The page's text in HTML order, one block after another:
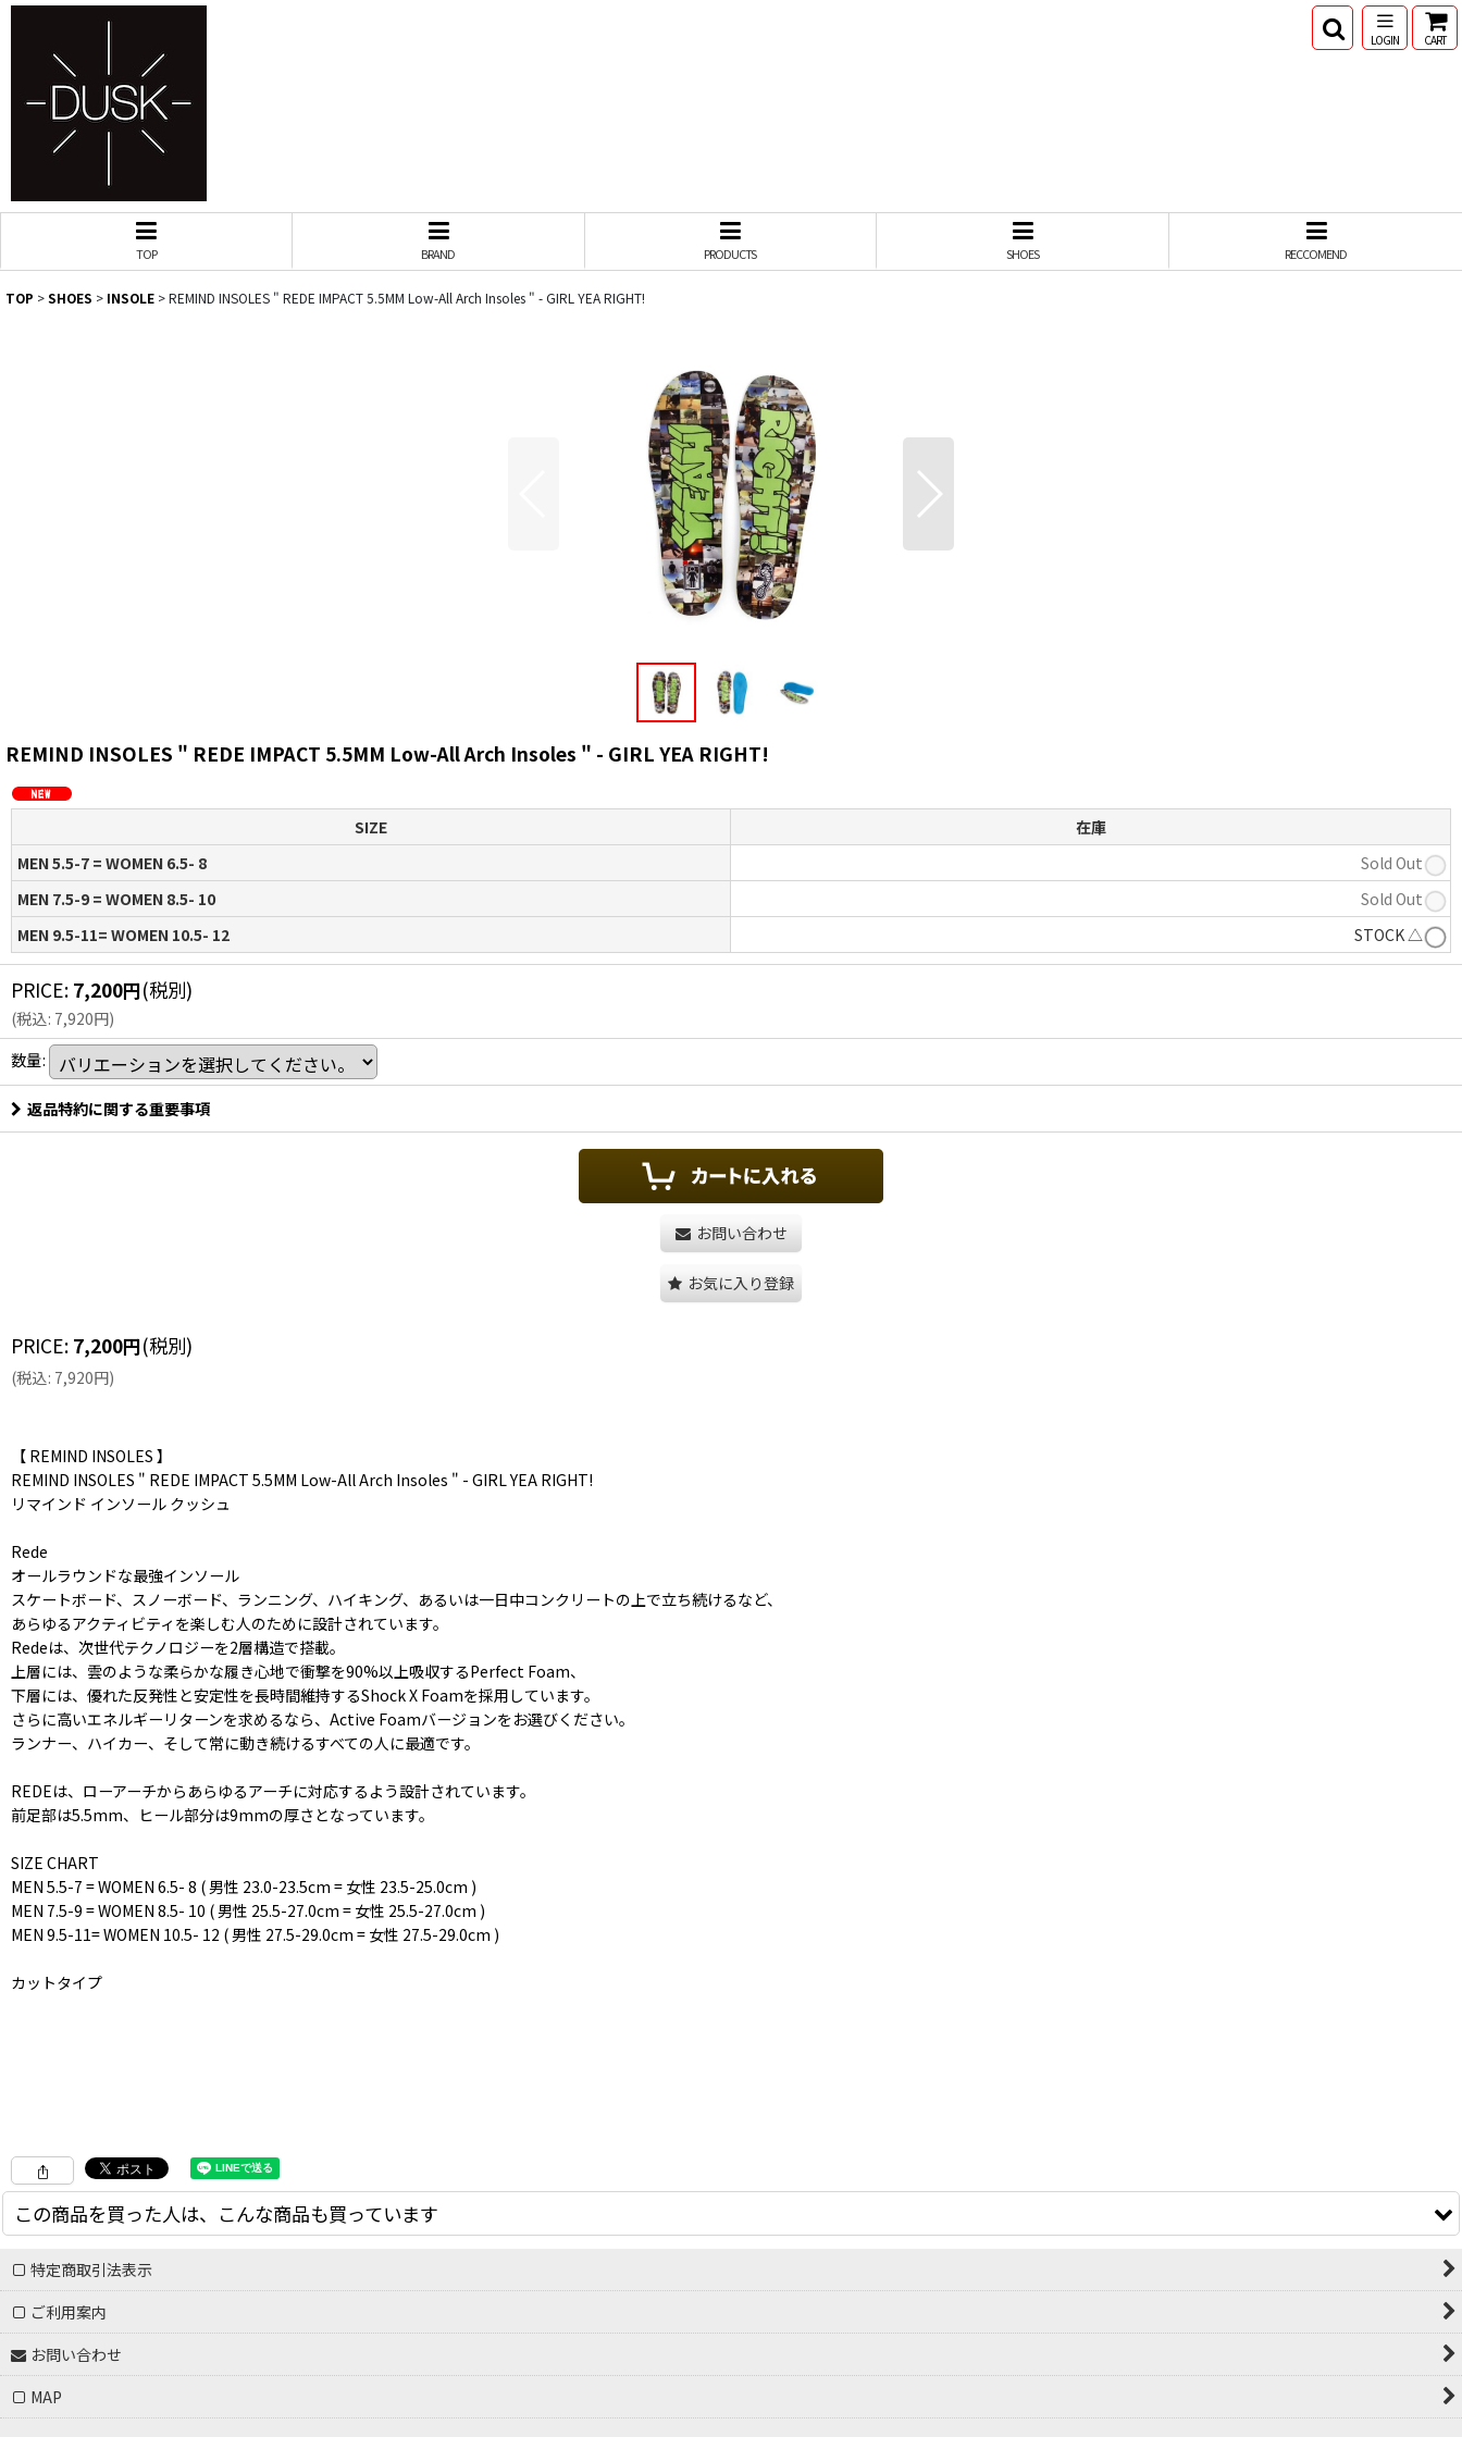
LOGIN CART
TOP BRAND PRODUCTS SHOES RECCOMEND
TOP >SHOES > INSOLE >REMIND INSOLES " REDE IMPACT 5.5MM Low-All Arch Insoles " - GIRL YEA RIGHT!
REMIND INSOLES " REDE IMPACT 5.5MM Low-All Arch Insoles " - GIRL YEA RIGHT!
SIZE
在庫
MEN 5.5-7 = WOMEN 6.5- 8
Sold Out
MEN 7.5-9 = WOMEN 8.5- 10
Sold Out
MEN 9.5-11= WOMEN 10.5- 12
STOCK △
PRICE: 7,200円(税別)
(税込: 7,920円)
数量:
返品特約に関する重要事項
お問い合わせ
お気に入り登録
PRICE: 7,200円(税別)
(税込: 7,920円)
【 REMIND INSOLES 】
REMIND INSOLES " REDE IMPACT 5.5MM Low-All Arch Insoles " - GIRL YEA RIGHT!
リマインド インソール クッシュ
Rede
オールラウンドな最強インソール
スケートボード、スノーボード、ランニング、ハイキング、あるいは一日中コンクリートの上で立ち続けるなど、
あらゆるアクティビティを楽しむ人のために設計されています。
Redeは、次世代テクノロジーを2層構造で搭載。
上層には、雲のような柔らかな履き心地で衝撃を90%以上吸収するPerfect Foam、
下層には、優れた反発性と安定性を長時間維持するShock X Foamを採用しています。
さらに高いエネルギーリターンを求めるなら、Active Foamバージョンをお選びください。
ランナー、ハイカー、そして常に動き続けるすべての人に最適です。
REDEは、ローアーチからあらゆるアーチに対応するよう設計されています。
前足部は5.5mm、ヒール部分は9mmの厚さとなっています。
SIZE CHART
MEN 5.5-7 = WOMEN 6.5- 8 ( 男性 23.0-23.5cm = 女性 23.5-25.0cm )
MEN 7.5-9 = WOMEN 8.5- 10 ( 男性 25.5-27.0cm = 女性 25.5-27.0cm )
MEN 9.5-11= WOMEN 10.5- 12 ( 男性 27.5-29.0cm = 女性 27.5-29.0cm )
カットタイプ
この商品を買った人は、こんな商品も買っています
特定商取引法表示
ご利用案内
お問い合わせ
MAP